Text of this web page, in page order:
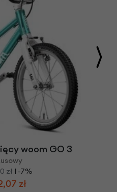
woom GO 3
zł | -7%
zł